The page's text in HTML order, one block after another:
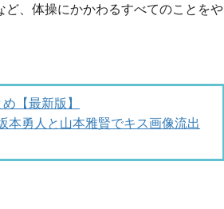
、体操にかかわるすべてのことをや
【最新版】
本勇人と山本雅賢でキス画像流出